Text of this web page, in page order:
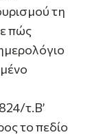
τη
πώς
τ.Β’
το πεδίο